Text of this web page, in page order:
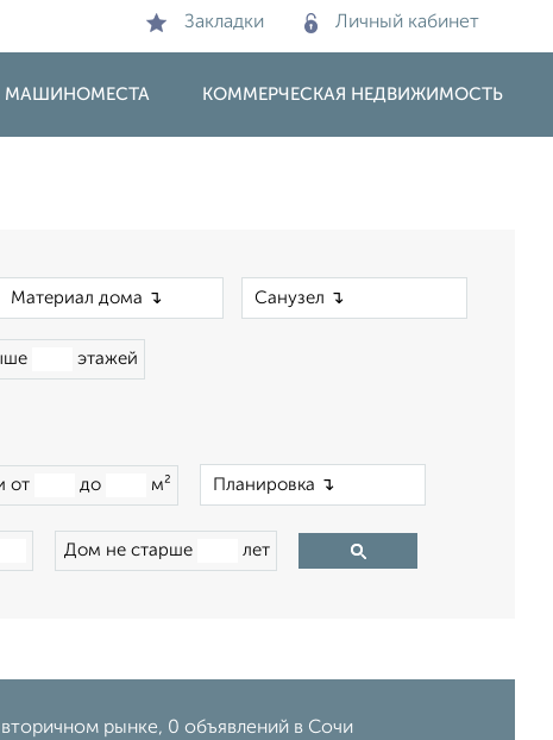
Закладки Личный кабинет
МАШИНОМЕСТА КОММЕРЧЕСКАЯ НЕДВИЖИМОСТЬ
этажей
от до м²
Дом не старше лет
рынке, 0 объявлений в Сочи